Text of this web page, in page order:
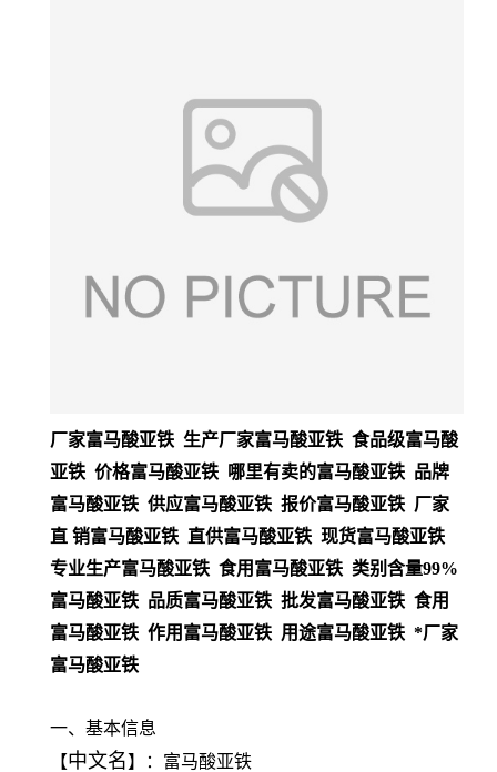
厂家富马酸亚铁 生产厂家富马酸亚铁 食品级富马酸
亚铁 价格富马酸亚铁 哪里有卖的富马酸亚铁 品牌
富马酸亚铁 供应富马酸亚铁 报价富马酸亚铁 厂家
直 销富马酸亚铁 直供富马酸亚铁 现货富马酸亚铁
专业生产富马酸亚铁 食用富马酸亚铁 类别含量99%
富马酸亚铁 品质富马酸亚铁 批发富马酸亚铁 食用
富马酸亚铁 作用富马酸亚铁 用途富马酸亚铁 *厂家
富马酸亚铁
一、基本信息
【中文名】：富马酸亚铁